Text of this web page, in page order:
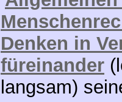
Denken in
füreinander
langsam)